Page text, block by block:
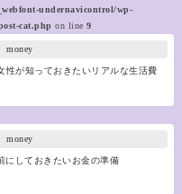
undernavicontrol/wp-
cat.php on line 9
money
性が知っておきたいリアルな生活費
money
にしておきたいお金の準備